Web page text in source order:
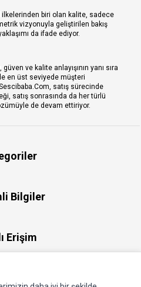
ilkelerinden biri olan kalite, sadece
vizyonuyla geliştirilen bakış
da ifade ediyor.
ve kalite anlayışının yanı sıra
en üst seviyede müşteri
satış sürecinde
satış sonrasında da her türlü
de devam ettiriyor.
Bilgiler
Erişim